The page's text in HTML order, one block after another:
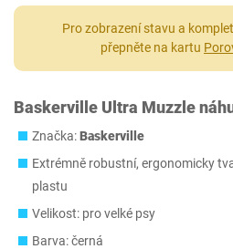
Pro zobrazení stavu a
přepněte na kartu
Baskerville Ultra Muzzle
Značka:Baskerville
Extrémně robustní, ergonomicky
plastu
Velikost: pro velké psy
Barva: černá